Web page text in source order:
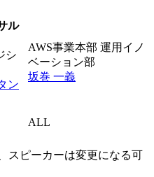
ル
シ
ン
AWS事業本部 運用イノ
ベーション部
坂巻 一義
ALL
スピーカーは変更になる可